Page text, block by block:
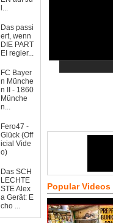
l...
Das passi
ert, wenn
DIE PART
EI regier...
FC Bayer
n Münche
n II - 1860
Münche
n...
Fero47 -
Glück (Off
icial Vide
o)
Das SCH
LECHTE
STE Alex
a Gerät: E
cho ...
Popular Videos